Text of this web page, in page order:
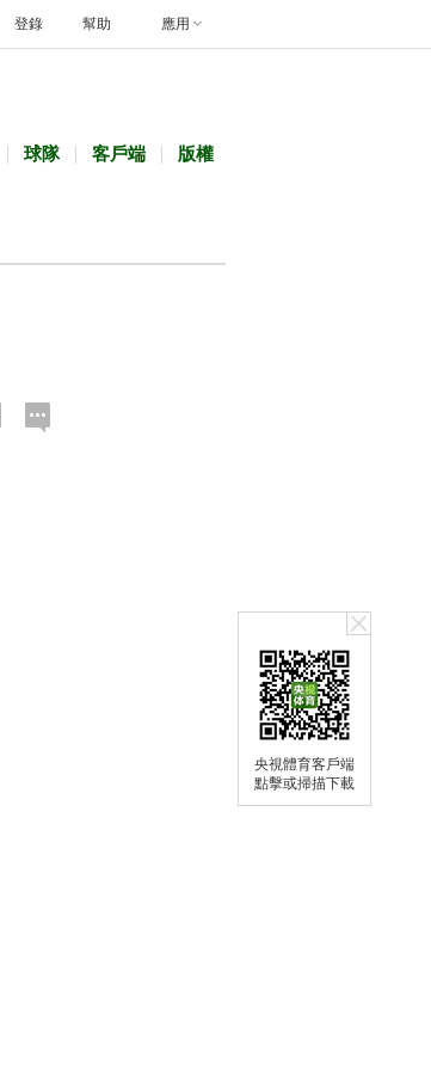
央視體育客戶端
點擊或掃描下載
幫助 應用
登錄
球隊 客戶端 版權